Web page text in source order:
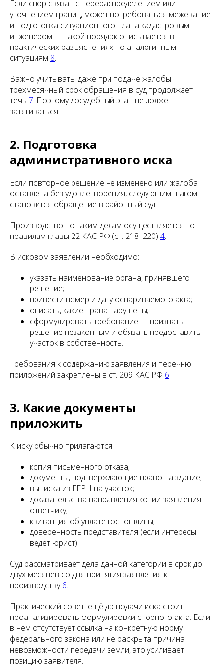
Если спор связан с перераспределением или
уточнением границ, может потребоваться межевание
и подготовка ситуационного плана кадастровым
инженером — такой порядок описывается в
практических разъяснениях по аналогичным
ситуациям 8.
Важно учитывать: даже при подаче жалобы
трёхмесячный срок обращения в суд продолжает
течь 7. Поэтому досудебный этап не должен
затягиваться.
2. Подготовка
административного иска
Если повторное решение не изменено или жалоба
оставлена без удовлетворения, следующим шагом
становится обращение в районный суд.
Производство по таким делам осуществляется по
правилам главы 22 КАС РФ (ст. 218–220) 4.
В исковом заявлении необходимо:
указать наименование органа, принявшего
решение;
привести номер и дату оспариваемого акта;
описать, какие права нарушены;
сформулировать требование — признать
решение незаконным и обязать предоставить
участок в собственность.
Требования к содержанию заявления и перечню
приложений закреплены в ст. 209 КАС РФ 6.
3. Какие документы
приложить
К иску обычно прилагаются:
копия письменного отказа;
документы, подтверждающие право на здание;
выписка из ЕГРН на участок;
доказательства направления копии заявления
ответчику;
квитанция об уплате госпошлины;
доверенность представителя (если интересы
ведёт юрист).
Суд рассматривает дела данной категории в срок до
двух месяцев со дня принятия заявления к
производству6.
Практический совет: ещё до подачи иска стоит
проанализировать формулировки спорного акта. Если
в нём отсутствует ссылка на конкретную норму
федерального закона или не раскрыта причина
невозможности передачи земли, это усиливает
позицию заявителя.